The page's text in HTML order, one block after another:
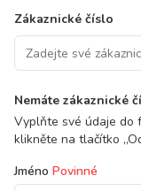
Zákaznické číslo
Nemáte zákaznické
Vyplňte své údaje do
klikněte na tlačítko
Jméno Povinné